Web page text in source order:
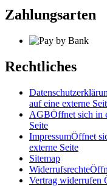
Zahlungsarten
Rechtliches
auf eine externe
AGBÖffnet sich in
Seite
ImpressumÖffnet
externe Seite
Sitemap
Widerrufsrechte
Vertrag widerrufen